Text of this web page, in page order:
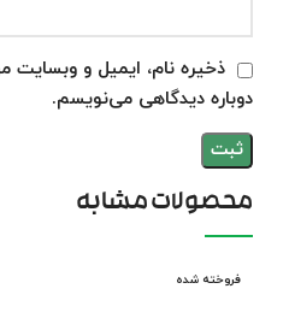
ذخیره نام، ایمیل و وبسایت
دوباره دیدگاهی می‌نویسم.
محصولات مشابه
فروخته شده